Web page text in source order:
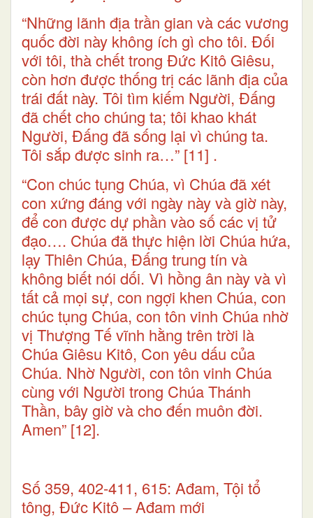
“Những lãnh địa trần gian và các vương
quốc đời này không ích gì cho tôi. Đối
với tôi, thà chết trong Đức Kitô Giêsu,
còn hơn được thống trị các lãnh địa của
trái đất này. Tôi tìm kiếm Người, Đấng
đã chết cho chúng ta; tôi khao khát
Người, Đấng đã sống lại vì chúng ta.
Tôi sắp được sinh ra…” [11] .
“Con chúc tụng Chúa, vì Chúa đã xét
con xứng đáng với ngày này và giờ này,
để con được dự phần vào số các vị tử
đạo…. Chúa đã thực hiện lời Chúa hứa,
lạy Thiên Chúa, Đấng trung tín và
không biết nói dối. Vì hồng ân này và vì
tất cả mọi sự, con ngợi khen Chúa, con
chúc tụng Chúa, con tôn vinh Chúa nhờ
vị Thượng Tế vĩnh hằng trên trời là
Chúa Giêsu Kitô, Con yêu dấu của
Chúa. Nhờ Người, con tôn vinh Chúa
cùng với Người trong Chúa Thánh
Thần, bây giờ và cho đến muôn đời.
Amen” [12].
Số 359, 402-411, 615: Ađam, Tội tổ
tông, Đức Kitô – Ađam mới